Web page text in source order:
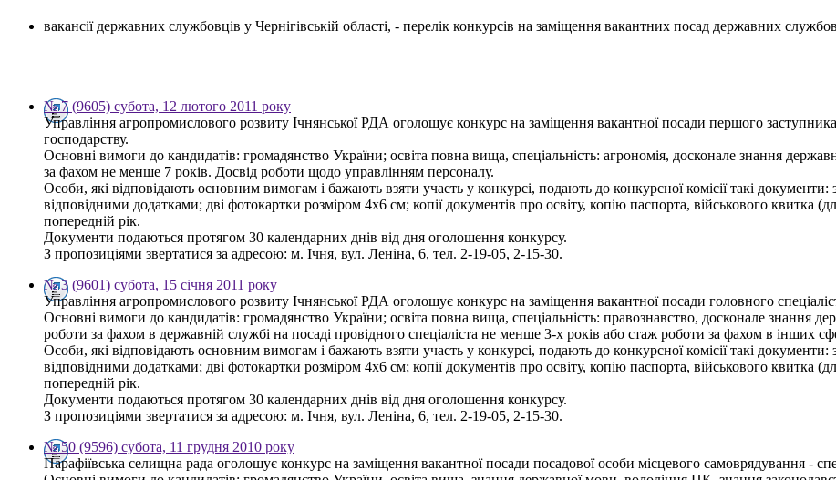
вакансії державних службовців у Чернігівській області, - перелік конкурсів на заміщення вакантних посад державних
№ 7 (9605) субота, 12 лютого 2011 року
Управління агропромислового розвиту Ічнянської РДА оголошує конкурс на заміщення вакантної посади першого
господарству.
Основні вимоги до кандидатів: громадянство України; освіта повна вища, спеціальність: агрономія, досконале знання
за фахом не менше 7 років. Досвід роботи щодо управлінням персоналу.
Особи, які відповідають основним вимогам і бажають взяти участь у конкурсі, подають до конкурсної комісії такі
відповідними додатками; дві фотокартки розміром 4х6 см; копії документів про освіту, копію паспорта, військового квитка
попередній рік.
Документи подаються протягом 30 календарних днів від дня оголошення конкурсу.
З пропозиціями звертатися за адресою: м. Ічня, вул. Леніна, 6, тел. 2-19-05, 2-15-30.
№ 3 (9601) субота, 15 січня 2011 року
Управління агропромислового розвиту Ічнянської РДА оголошує конкурс на заміщення вакантної посади головного
Основні вимоги до кандидатів: громадянство України; освіта повна вища, спеціальність: правознавство, досконале знання
роботи за фахом в державній службі на посаді провідного спеціаліста не менше 3-х років або стаж роботи за фахом в інших
Особи, які відповідають основним вимогам і бажають взяти участь у конкурсі, подають до конкурсної комісії такі
відповідними додатками; дві фотокартки розміром 4х6 см; копії документів про освіту, копію паспорта, військового квитка
попередній рік.
Документи подаються протягом 30 календарних днів від дня оголошення конкурсу.
З пропозиціями звертатися за адресою: м. Ічня, вул. Леніна, 6, тел. 2-19-05, 2-15-30.
№ 50 (9596) субота, 11 грудня 2010 року
Парафіївська селищна рада оголошує конкурс на заміщення вакантної посади посадової особи місцевого самоврядування -